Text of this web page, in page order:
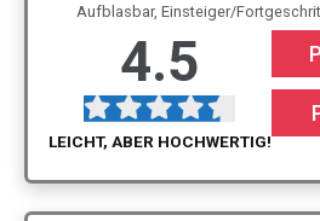
Aufblasbar, Einsteiger/
4.5
LEICHT, ABER HOCHWERTIG!